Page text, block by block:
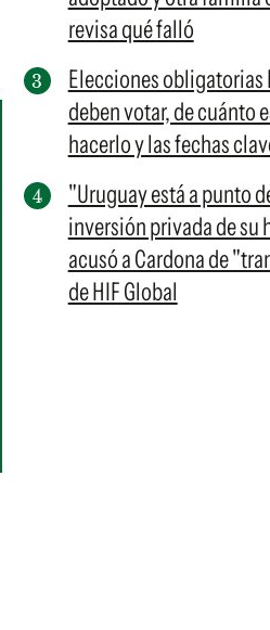
revisa qué falló
Elecciones obligatorias
deben votar, de cuánto
hacerlo y las fechas
"Uruguay está a punto
inversión privada de su
acusó a Cardona de
de HIF Global